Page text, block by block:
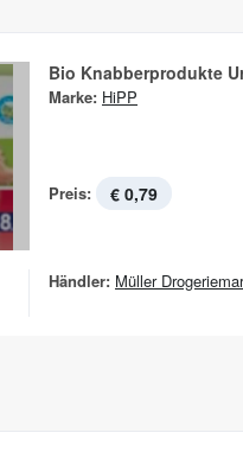
Bio Knabberprodukte
Marke: HiPP
Preis: € 0,79
Händler: Müller